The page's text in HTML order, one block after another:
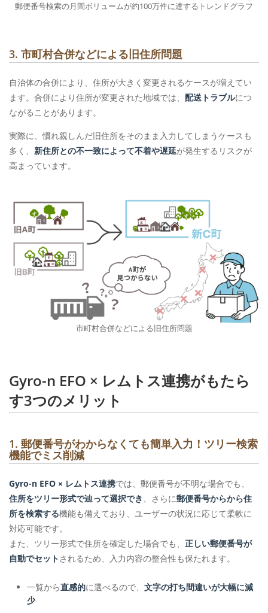
郵便番号検索の月間ボリュームが約100万件に達するトレンドグラフ
3. 市町村合併などによる旧住所問題
自治体の合併により、住所が大きく変更されるケースが増えてい
ます。合併により住所が変更された地域では、 配送トラブルにつ
ながることがあります。
実際に、慣れ親しんだ旧住所をそのまま入力してしまうケースも
多く、 新住所との不一致によって不着や遅延が発生するリスクが
高まっています。
市町村合併などによる旧住所問題
Gyro-n EFO × レムトス連携がもたら
す3つのメリット
1. 郵便番号がわからなくても簡単入力！ツリー検索
機能でミス削減
Gyro-n EFO × レムトス連携では、郵便番号が不明な場合でも、
住所をツリー形式で辿って選択でき、さらに郵便番号からから住
所を検索する機能も備えており、ユーザーの状況に応じて柔軟に
対応可能です。
また、ツリー形式で住所を確定した場合でも、 正しい郵便番号が
自動でセット されるため、入力内容の整合性も保たれます。
一覧から直感的に選べるので、 文字の打ち間違いが大幅に減
少